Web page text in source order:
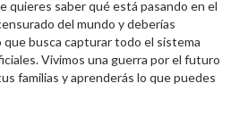
quieres saber qué está pasando en el
del mundo y deberías
busca capturar todo el sistema
Vivimos una guerra por el futuro
familias y aprenderás lo que puedes